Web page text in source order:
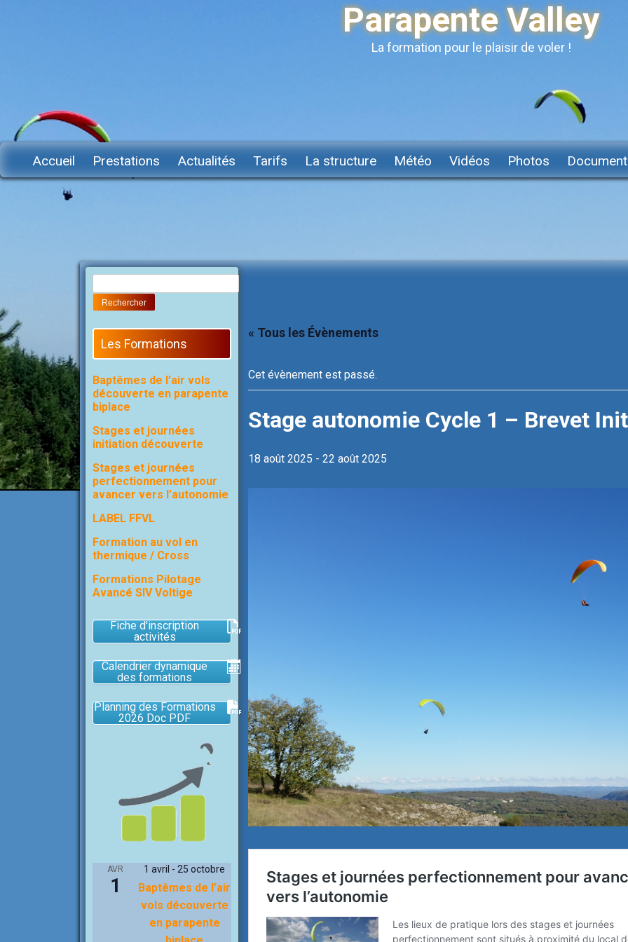
Parapente Valley
La formation pour le plaisir de voler !
Accueil Prestations Actualités Tarifs La structure Météo Vidéos Photos
« Tous les Évènements
Cet évènement est passé.
Stage autonomie Cycle 1 – Brevet
18 août 2025 - 22 août 2025
Rechercher :
Les Formations
Baptêmes de l’air vols
découverte en parapente
biplace
Stages et journées
initiation découverte
Stages et journées
perfectionnement pour
avancer vers l’autonomie
LABEL FFVL
Formation au vol en
thermique / Cross
Formations Pilotage
Avancé SIV Voltige
Fiche d'inscription
activités
Calendrier dynamique
des formations
Planning des Formations
2026 Doc PDF
AVR
1
1 avril - 25 octobre
Baptêmes de l’air
vols découverte
en parapente